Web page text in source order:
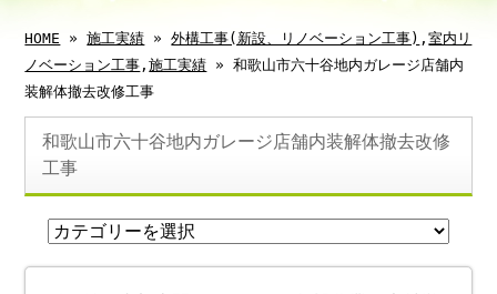
HOME »施工実績 »外構工事(新設、リノベーション工事) ,室内リ
ノベーション工事 ,施工実績 » 和歌山市六十谷地内ガレージ店舗内
装解体撤去改修工事
和歌山市六十谷地内ガレージ店舗内装解体撤去改修
工事